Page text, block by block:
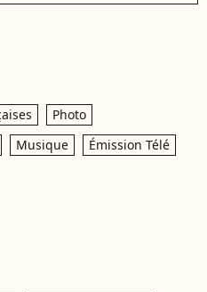
Photo
Musique
Émission Télé